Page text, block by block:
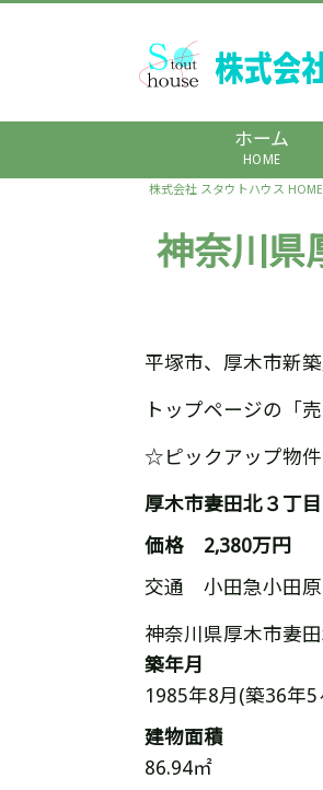
ホーム
HOME
株式会社 スタウトハウス HOME
神奈川
平塚市、厚木市新
トップページの「
☆ピックアップ物
厚木市妻田北３丁
価格 2,380万円
交通 小田急小田
神奈川県厚木市妻
築年月
1985年8月(築36年5
建物面積
86.94㎡